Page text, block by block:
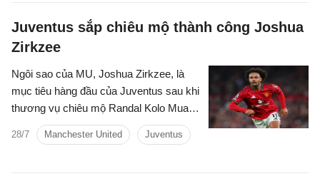
Juventus sắp chiêu mộ thành công Joshua
Zirkzee
Ngôi sao của MU, Joshua Zirkzee, là
mục tiêu hàng đầu của Juventus sau khi
thương vụ chiêu mộ Randal Kolo Muani
đổ bể.
28/7 Manchester United Juventus